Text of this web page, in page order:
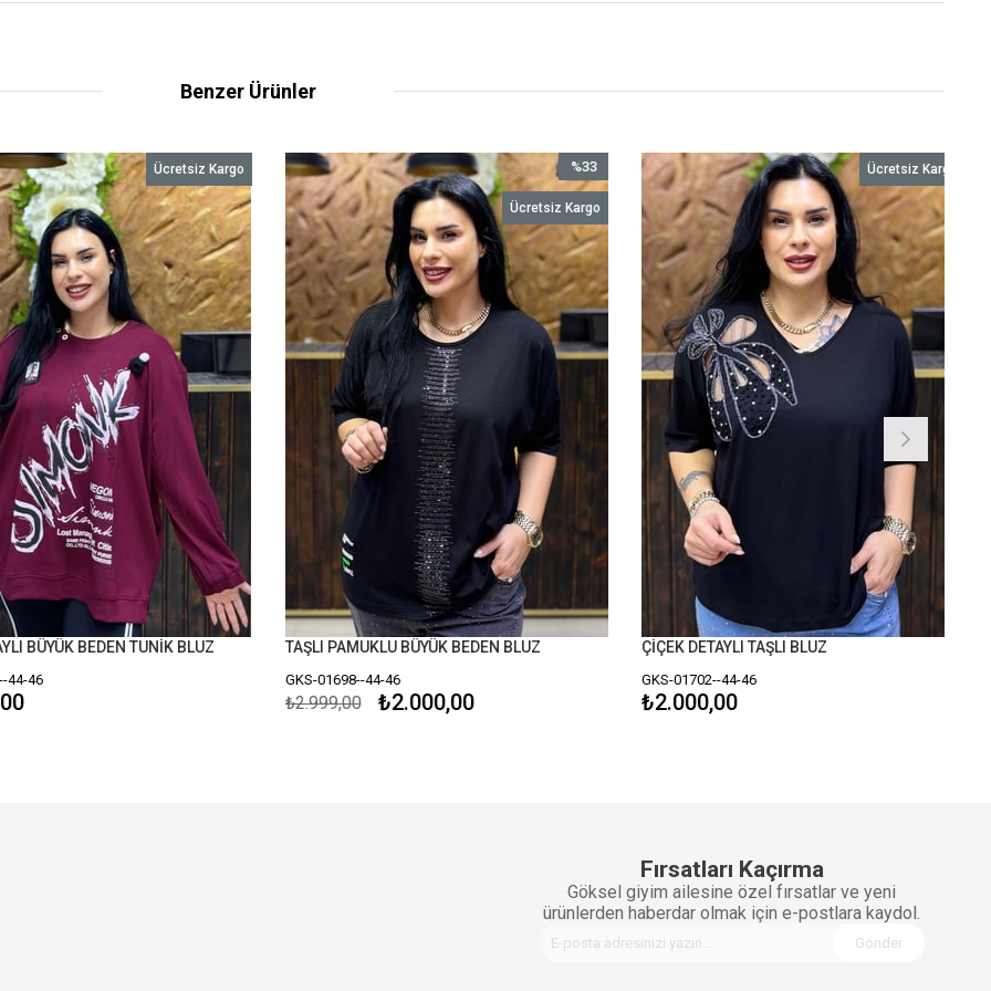
Benzer Ürünler
BÜYÜK BEDEN TUNİK BLUZ
46
Ücretsiz Kargo
TAŞLI PAMUKLU BÜYÜK BEDEN BLUZ
GKS-01698--44-46
₺2.000,00
₺2.999,00
%33
İndirim
%33İndirim
Ücretsiz Kargo
ÇİÇEK DETAYLI TAŞLI BLUZ
GKS-01702--44-46
₺2.000,00
Ücretsiz Kargo
Fırsatları Kaçırma
Göksel giyim ailesine özel fırsatlar ve yeni
ürünlerden haberdar olmak için e-postlara kaydol.
Gönder